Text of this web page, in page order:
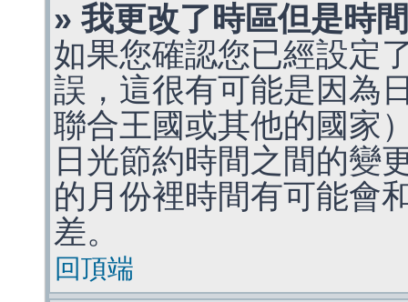
» 我更改了時區但是時
如果您確認您已經設定
誤，這很有可能是因為
聯合王國或其他的國家
日光節約時間之間的變
的月份裡時間有可能會
差。
回頂端